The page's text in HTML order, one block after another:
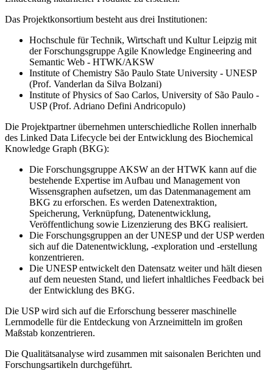
Das Projektkonsortium besteht aus drei Institutionen:
Hochschule für Technik, Wirtschaft und Kultur Leipzig mit
der Forschungsgruppe Agile Knowledge Engineering and
Semantic Web - HTWK/AKSW
Institute of Chemistry São Paulo State University - UNESP
(Prof. Vanderlan da Silva Bolzani)
Institute of Physics of Sao Carlos, University of São Paulo -
USP (Prof. Adriano Defini Andricopulo)
Die Projektpartner übernehmen unterschiedliche Rollen innerhalb
des Linked Data Lifecycle bei der Entwicklung des Biochemical
Knowledge Graph (BKG):
Die Forschungsgruppe AKSW an der HTWK kann auf die
bestehende Expertise im Aufbau und Management von
Wissensgraphen aufsetzen, um das Datenmanagement am
BKG zu erforschen. Es werden Datenextraktion,
Speicherung, Verknüpfung, Datenentwicklung,
Veröffentlichung sowie Lizenzierung des BKG realisiert.
Die Forschungsgruppen an der UNESP und der USP werden
sich auf die Datenentwicklung, -exploration und -erstellung
konzentrieren.
Die UNESP entwickelt den Datensatz weiter und hält diesen
auf dem neuesten Stand, und liefert inhaltliches Feedback bei
der Entwicklung des BKG.
Die USP wird sich auf die Erforschung besserer maschinelle
Lernmodelle für die Entdeckung von Arzneimitteln im großen
Maßstab konzentrieren.
Die Qualitätsanalyse wird zusammen mit saisonalen Berichten und
Forschungsartikeln durchgeführt.